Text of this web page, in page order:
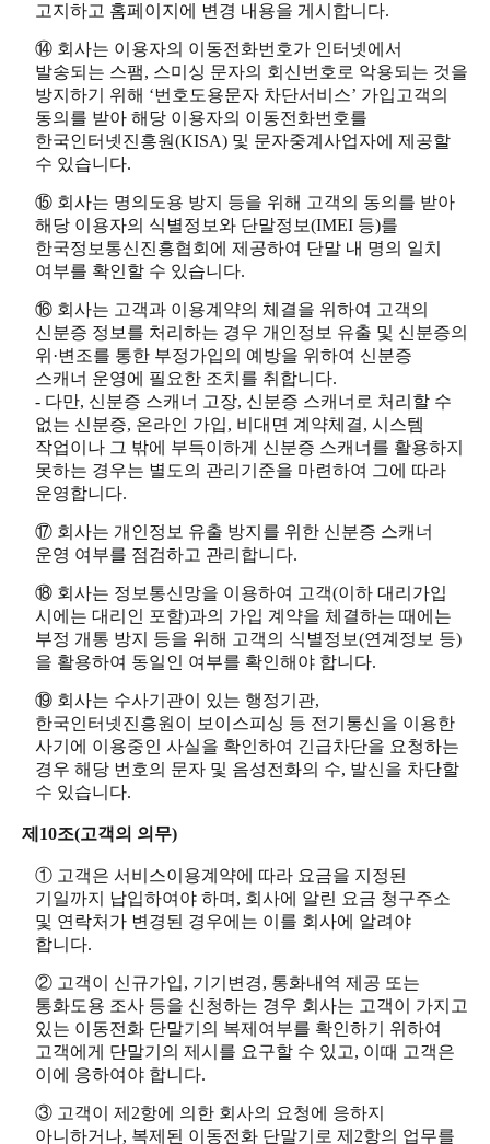
고지하고 홈페이지에 변경 내용을 게시합니다.
⑭ 회사는 이용자의 이동전화번호가 인터넷에서
발송되는 스팸, 스미싱 문자의 회신번호로 악용되는 것을
방지하기 위해 ‘번호도용문자 차단서비스’ 가입고객의
동의를 받아 해당 이용자의 이동전화번호를
한국인터넷진흥원(KISA) 및 문자중계사업자에 제공할
수 있습니다.
⑮ 회사는 명의도용 방지 등을 위해 고객의 동의를 받아
해당 이용자의 식별정보와 단말정보(IMEI 등)를
한국정보통신진흥협회에 제공하여 단말 내 명의 일치
여부를 확인할 수 있습니다.
⑯ 회사는 고객과 이용계약의 체결을 위하여 고객의
신분증 정보를 처리하는 경우 개인정보 유출 및 신분증의
위·변조를 통한 부정가입의 예방을 위하여 신분증
스캐너 운영에 필요한 조치를 취합니다.
- 다만, 신분증 스캐너 고장, 신분증 스캐너로 처리할 수
없는 신분증, 온라인 가입, 비대면 계약체결, 시스템
작업이나 그 밖에 부득이하게 신분증 스캐너를 활용하지
못하는 경우는 별도의 관리기준을 마련하여 그에 따라
운영합니다.
⑰ 회사는 개인정보 유출 방지를 위한 신분증 스캐너
운영 여부를 점검하고 관리합니다.
⑱ 회사는 정보통신망을 이용하여 고객(이하 대리가입
시에는 대리인 포함)과의 가입 계약을 체결하는 때에는
부정 개통 방지 등을 위해 고객의 식별정보(연계정보 등)
을 활용하여 동일인 여부를 확인해야 합니다.
⑲ 회사는 수사기관이 있는 행정기관,
한국인터넷진흥원이 보이스피싱 등 전기통신을 이용한
사기에 이용중인 사실을 확인하여 긴급차단을 요청하는
경우 해당 번호의 문자 및 음성전화의 수, 발신을 차단할
수 있습니다.
제10조(고객의 의무)
① 고객은 서비스이용계약에 따라 요금을 지정된
기일까지 납입하여야 하며, 회사에 알린 요금 청구주소
및 연락처가 변경된 경우에는 이를 회사에 알려야
합니다.
② 고객이 신규가입, 기기변경, 통화내역 제공 또는
통화도용 조사 등을 신청하는 경우 회사는 고객이 가지고
있는 이동전화 단말기의 복제여부를 확인하기 위하여
고객에게 단말기의 제시를 요구할 수 있고, 이때 고객은
이에 응하여야 합니다.
③ 고객이 제2항에 의한 회사의 요청에 응하지
아니하거나, 복제된 이동전화 단말기로 제2항의 업무를